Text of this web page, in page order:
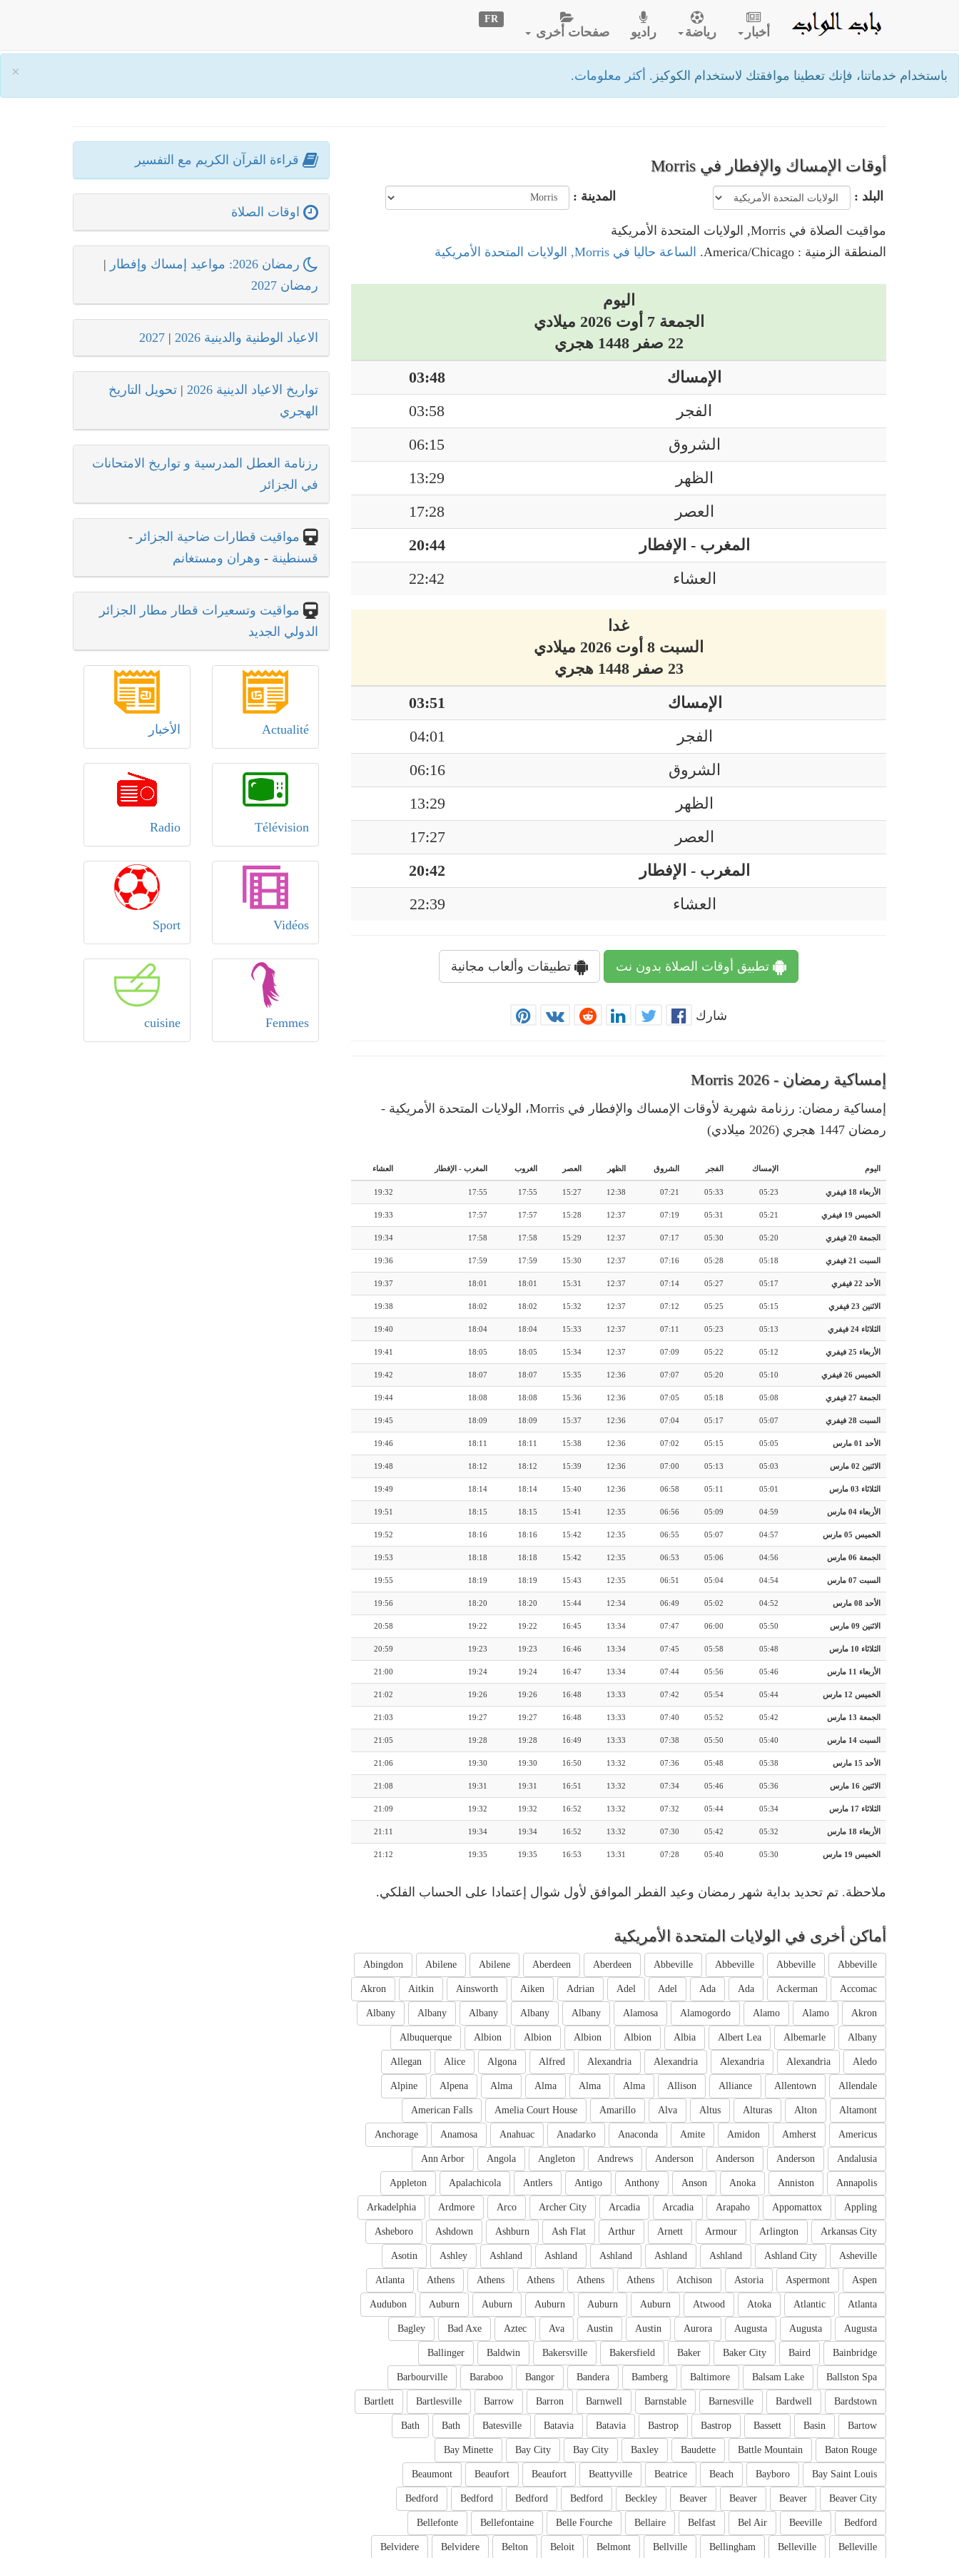
× باستخدام خدماتنا، فإنك تعطينا موافقتك لاستخدام الكوكيز. أكثر معلومات.
أخبار رياضة راديو صفحات أخرى
FR
أوقات الإمساك والإفطار في Morris
البلد : المدينة :
مواقيت الصلاة في Morris, الولايات المتحدة الأمريكية
المنطقة الزمنية : America/Chicago.
الساعة حاليا في Morris, الولايات المتحدة الأمريكية
اليوم
الجمعة 7 أوت 2026 ميلادي
22 صفر 1448 هجري
الإمساك
03:48
الفجر
03:58
الشروق
06:15
الظهر
13:29
العصر
17:28
المغرب - الإفطار
20:44
العشاء
22:42
غدا
السبت 8 أوت 2026 ميلادي
23 صفر 1448 هجري
الإمساك
03:51
الفجر
04:01
الشروق
06:16
الظهر
13:29
العصر
17:27
المغرب - الإفطار
20:42
العشاء
22:39
تطبيق أوقات الصلاة بدون نت تطبيقات وألعاب مجانية
شارك
إمساكية رمضان - Morris 2026
إمساكية رمضان: رزنامة شهرية لأوقات الإمساك والإفطار في Morris، الولايات المتحدة الأمريكية -
رمضان 1447 هجري (2026 ميلادي)
اليوم الإمساك الفجر الشروق الظهر العصر الغروب المغرب - الإفطار العشاء
الأربعاء 18 فيفري 05:23
05:33
07:21
12:38
15:27
17:55
17:55
19:32
الخميس 19 فيفري 05:21
05:31
07:19
12:37
15:28
17:57
17:57
19:33
الجمعة 20 فيفري 05:20
05:30
07:17
12:37
15:29
17:58
17:58
19:34
السبت 21 فيفري 05:18
05:28
07:16
12:37
15:30
17:59
17:59
19:36
الأحد 22 فيفري 05:17
05:27
07:14
12:37
15:31
18:01
18:01
19:37
الاثنين 23 فيفري 05:15
05:25
07:12
12:37
15:32
18:02
18:02
19:38
الثلاثاء 24 فيفري 05:13
05:23
07:11
12:37
15:33
18:04
18:04
19:40
الأربعاء 25 فيفري 05:12
05:22
07:09
12:37
15:34
18:05
18:05
19:41
الخميس 26 فيفري 05:10
05:20
07:07
12:36
15:35
18:07
18:07
19:42
الجمعة 27 فيفري 05:08
05:18
07:05
12:36
15:36
18:08
18:08
19:44
السبت 28 فيفري 05:07
05:17
07:04
12:36
15:37
18:09
18:09
19:45
الأحد 01 مارس 05:05
05:15
07:02
12:36
15:38
18:11
18:11
19:46
الاثنين 02 مارس 05:03
05:13
07:00
12:36
15:39
18:12
18:12
19:48
الثلاثاء 03 مارس 05:01
05:11
06:58
12:36
15:40
18:14
18:14
19:49
الأربعاء 04 مارس 04:59
05:09
06:56
12:35
15:41
18:15
18:15
19:51
الخميس 05 مارس 04:57
05:07
06:55
12:35
15:42
18:16
18:16
19:52
الجمعة 06 مارس 04:56
05:06
06:53
12:35
15:42
18:18
18:18
19:53
السبت 07 مارس 04:54
05:04
06:51
12:35
15:43
18:19
18:19
19:55
الأحد 08 مارس 04:52
05:02
06:49
12:34
15:44
18:20
18:20
19:56
الاثنين 09 مارس 05:50
06:00
07:47
13:34
16:45
19:22
19:22
20:58
الثلاثاء 10 مارس 05:48
05:58
07:45
13:34
16:46
19:23
19:23
20:59
الأربعاء 11 مارس 05:46
05:56
07:44
13:34
16:47
19:24
19:24
21:00
الخميس 12 مارس 05:44
05:54
07:42
13:33
16:48
19:26
19:26
21:02
الجمعة 13 مارس 05:42
05:52
07:40
13:33
16:48
19:27
19:27
21:03
السبت 14 مارس 05:40
05:50
07:38
13:33
16:49
19:28
19:28
21:05
الأحد 15 مارس 05:38
05:48
07:36
13:32
16:50
19:30
19:30
21:06
الاثنين 16 مارس 05:36
05:46
07:34
13:32
16:51
19:31
19:31
21:08
الثلاثاء 17 مارس 05:34
05:44
07:32
13:32
16:52
19:32
19:32
21:09
الأربعاء 18 مارس 05:32
05:42
07:30
13:32
16:52
19:34
19:34
21:11
الخميس 19 مارس 05:30
05:40
07:28
13:31
16:53
19:35
19:35
21:12
ملاحظة. تم تحديد بداية شهر رمضان وعيد الفطر الموافق لأول شوال إعتمادا على الحساب الفلكي.
أماكن أخرى في الولايات المتحدة الأمريكية
Abbeville
Abbeville
Abbeville
Abbeville
Aberdeen
Aberdeen
Abilene
Abilene
Abingdon
Accomac
Ackerman
Ada
Ada
Adel
Adel
Adrian
Aiken
Ainsworth
Aitkin
Akron
Akron
Alamo
Alamo
Alamogordo
Alamosa
Albany
Albany
Albany
Albany
Albany
Albany
Albemarle
Albert Lea
Albia
Albion
Albion
Albion
Albion
Albuquerque
Aledo
Alexandria
Alexandria
Alexandria
Alexandria
Alfred
Algona
Alice
Allegan
Allendale
Allentown
Alliance
Allison
Alma
Alma
Alma
Alma
Alpena
Alpine
Altamont
Alton
Alturas
Altus
Alva
Amarillo
Amelia Court House
American Falls
Americus
Amherst
Amidon
Amite
Anaconda
Anadarko
Anahuac
Anamosa
Anchorage
Andalusia
Anderson
Anderson
Anderson
Andrews
Angleton
Angola
Ann Arbor
Annapolis
Anniston
Anoka
Anson
Anthony
Antigo
Antlers
Apalachicola
Appleton
Appling
Appomattox
Arapaho
Arcadia
Arcadia
Archer City
Arco
Ardmore
Arkadelphia
Arkansas City
Arlington
Armour
Arnett
Arthur
Ash Flat
Ashburn
Ashdown
Asheboro
Asheville
Ashland City
Ashland
Ashland
Ashland
Ashland
Ashland
Ashley
Asotin
Aspen
Aspermont
Astoria
Atchison
Athens
Athens
Athens
Athens
Athens
Atlanta
Atlanta
Atlantic
Atoka
Atwood
Auburn
Auburn
Auburn
Auburn
Auburn
Audubon
Augusta
Augusta
Augusta
Aurora
Austin
Austin
Ava
Aztec
Bad Axe
Bagley
Bainbridge
Baird
Baker City
Baker
Bakersfield
Bakersville
Baldwin
Ballinger
Ballston Spa
Balsam Lake
Baltimore
Bamberg
Bandera
Bangor
Baraboo
Barbourville
Bardstown
Bardwell
Barnesville
Barnstable
Barnwell
Barron
Barrow
Bartlesville
Bartlett
Bartow
Basin
Bassett
Bastrop
Bastrop
Batavia
Batavia
Batesville
Bath
Bath
Baton Rouge
Battle Mountain
Baudette
Baxley
Bay City
Bay City
Bay Minette
Bay Saint Louis
Bayboro
Beach
Beatrice
Beattyville
Beaufort
Beaufort
Beaumont
Beaver City
Beaver
Beaver
Beaver
Beckley
Bedford
Bedford
Bedford
Bedford
Bedford
Beeville
Bel Air
Belfast
Bellaire
Belle Fourche
Bellefontaine
Bellefonte
Belleville
Belleville
Bellingham
Bellville
Belmont
Beloit
Belton
Belvidere
Belvidere
قراءة القرآن الكريم مع التفسير
اوقات الصلاة
رمضان 2026: مواعيد إمساك وإفطار
|
رمضان 2027
الاعياد الوطنية والدينية 2026 |
2027
تواريخ الاعياد الدينية 2026 | تحويل التاريخ
الهجري
رزنامة العطل المدرسية و تواريخ الامتحانات
في الجزائر
مواقيت قطارات ضاحية الجزائر -
قسنطينة - وهران ومستغانم
مواقيت وتسعيرات قطار مطار الجزائر
الدولي الجديد
Actualité الأخبار
Télévision
Radio
Vidéos
Sport
Femmes
cuisine